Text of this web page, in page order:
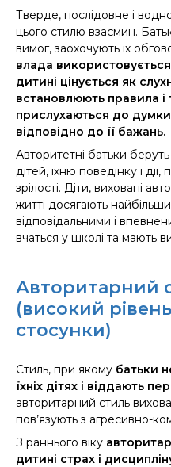
Тверде, послідовне і
цього стилю взаємин.
вимог, заохочують їх
влада
дитині цінується як
встановлюють правила і
прислухаються до
відповідно до її бажань.
Авторитетні батьки беруть
дітей, їхню поведінку і
зрілості. Діти, виховані
житті досягають
відповідальними і
вчаться у школі та мають
Авторитарний
(високий
стосунки)
Стиль, при якому батьки
їхніх дітях і віддають
авторитарний стиль
пов’язують з агресивно-
З раннього віку
дитині страх і